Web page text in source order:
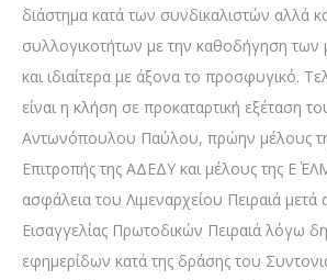
διάστημα κατά των συνδικαλιστών αλλά
συλλογικοτήτων με την καθοδήγηση
και ιδιαίτερα με άξονα το προσφυγικό.
είναι η κλήση σε προκαταρτική εξέταση
Αντωνόπουλου Παύλου, πρώην μέλους
Επιτροπής της ΑΔΕΔΥ και μέλους της Ε΄
ασφάλεια του Λιμεναρχείου Πειραιά μετά
Εισαγγελίας Πρωτοδικών Πειραιά λόγω
εφημερίδων κατά της δράσης του